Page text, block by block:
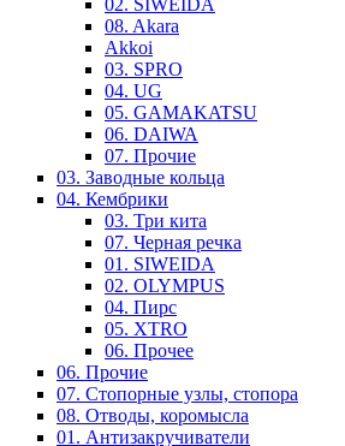
08. Akara
Akkoi
03. SPRO
04. UG
05. GAMAKATSU
06. DAIWA
07. Прочие
03. Заводные кольца
04. Кембрики
03. Три кита
07. Черная речка
01. SIWEIDA
02. OLYMPUS
04. Пирс
05. XTRO
06. Прочее
06. Прочие
07. Стопорные узлы, стопора
08. Отводы, коромысла
01. Антизакручиватели